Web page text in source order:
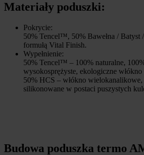
Materiały poduszki:
Pokrycie:
50% Tencel™, 50% Bawełna / Batyst
formułą Vital Finish.
Wypełnienie:
50% Tencel™ – 100% naturalne,
wysokosprężyste, ekologiczne
50% HCS – włókno wielokanalikowe,
silikonowane w postaci puszystych
Budowa poduszka termo